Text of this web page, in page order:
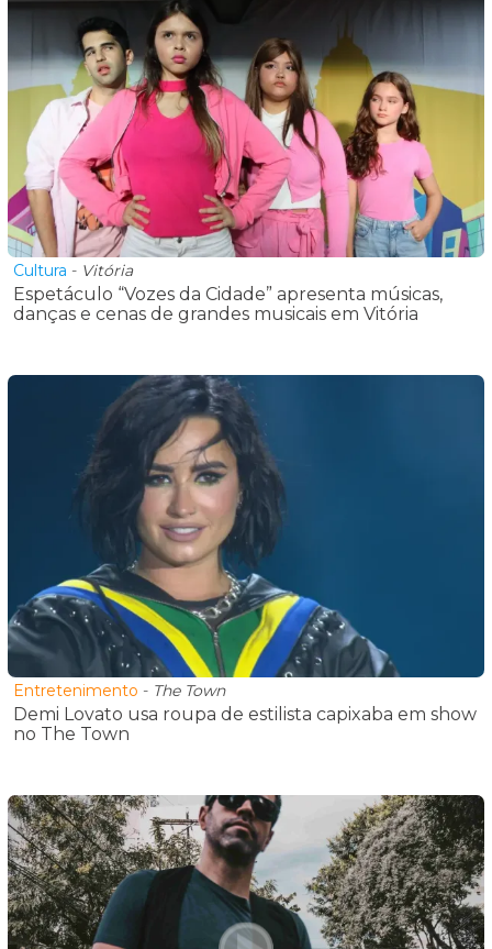
Cultura - Vitória
Espetáculo “Vozes da Cidade” apresenta músicas,
danças e cenas de grandes musicais em Vitória
Entretenimento - The Town
Demi Lovato usa roupa de estilista capixaba em show
no The Town